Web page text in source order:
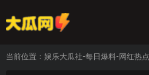
当前位置： 娱乐大瓜社-每日爆料-网红热点